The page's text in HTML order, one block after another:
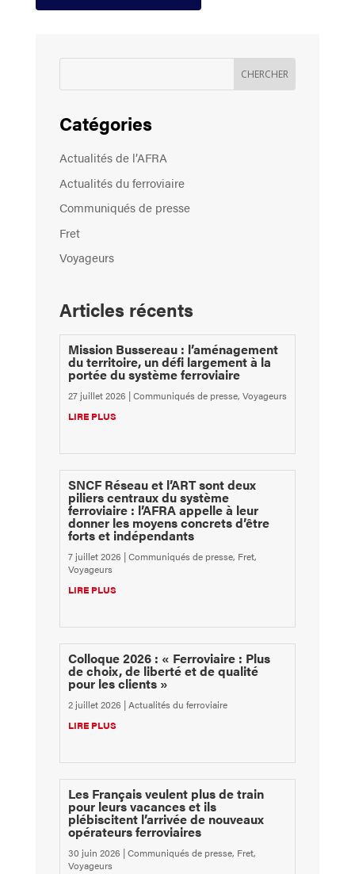
Catégories
Actualités de l’AFRA
Actualités du ferroviaire
Communiqués de presse
Fret
Voyageurs
Articles récents
Mission Bussereau : l’aménagement
du territoire, un défi largement à la
portée du système ferroviaire
27 juillet 2026 |Communiqués de presse, Voyageurs
LIRE PLUS
SNCF Réseau et l’ART sont deux
piliers centraux du système
ferroviaire : l’AFRA appelle à leur
donner les moyens concrets d’être
forts et indépendants
7 juillet 2026 |Communiqués de presse, Fret,
Voyageurs
LIRE PLUS
Colloque 2026 : « Ferroviaire : Plus
de choix, de liberté et de qualité
pour les clients »
2 juillet 2026 |Actualités du ferroviaire
LIRE PLUS
Les Français veulent plus de train
pour leurs vacances et ils
plébiscitent l’arrivée de nouveaux
opérateurs ferroviaires
30 juin 2026 |Communiqués de presse, Fret,
Voyageurs